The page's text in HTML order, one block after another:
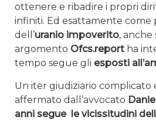
ottenere e ribadire i propri
infiniti. Ed esattamente come
dell’uranio impoverito, anche
argomento Ofcs.report ha
tempo segue gli esposti
Un iter giudiziario complicato
affermato dall’avvocato
anni segue le vicissitudini